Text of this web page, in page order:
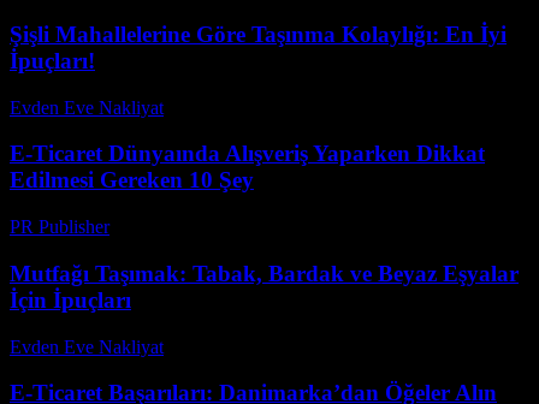
Şişli Mahallelerine Göre Taşınma Kolaylığı: En İyi
İpuçları!
Evden Eve Nakliyat
E-Ticaret Dünyaında Alışveriş Yaparken Dikkat
Edilmesi Gereken 10 Şey
PR Publisher-
Mutfağı Taşımak: Tabak, Bardak ve Beyaz Eşyalar
İçin İpuçları
Evden Eve Nakliyat
E-Ticaret Başarıları: Danimarka’dan Öğeler Alın